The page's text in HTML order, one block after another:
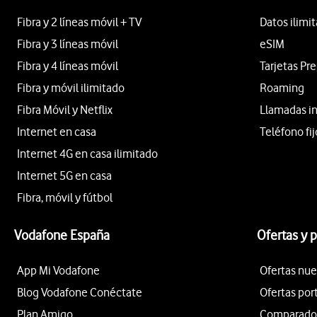
Fibra y 2 líneas móvil + TV
Fibra y 3 líneas móvil
Fibra y 4 líneas móvil
Fibra y móvil ilimitado
Fibra Móvil y Netflix
Internet en casa
Internet 4G en casa ilimitado
Internet 5G en casa
Fibra, móvil y fútbol
Datos
eSIM
Tarjetas
Roaming
Llamadas
Teléfono
Vodafone España
App Mi Vodafone
Blog Vodafone Conéctate
Plan Amigo
Ofertas y
Ofertas
Ofertas